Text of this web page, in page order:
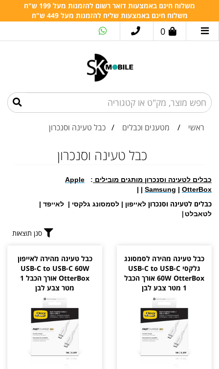
משלוח חינם באמצעות דואר רשום להזמנות מעל 199 ש"ח
משלוח חינם באמצעות שליח להזמנות מעל 449 ש"ח
0
ראשי / מטענים וכבלים / כבל טעינה וסנכרון
כבל טעינה וסנכרון
כבלים לטעינה וסנכרון מותגים מובילים :
Apple
| Samsung | OtterBox
|
כבלים לטעינה וסנכרון לאייפון | לסמסונג גלקסי | לאייפד |
לטאבלט |
סנן תוצאות
כבל טעינה מהירה לסמסונג
גלקסי USB-C to USB-C
60W OtterBox אורך הכבל
1 מטר צבע לבן
כבל טעינה מהירה לאייפון
USB-C to USB-C 60W
OtterBox אורך הכבל 1
מטר צבע לבן